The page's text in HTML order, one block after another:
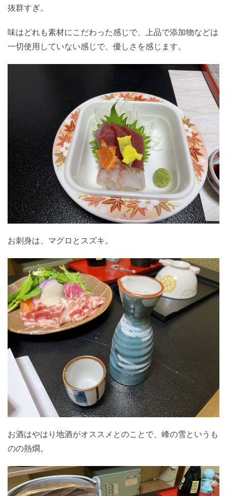
抜群すぎ。
味はどれも素材にこだわった感じで、上品で添加物などは
一切使用していない感じで、優しさを感じます。
お刺身は、マグロとスズキ。
お酒はやはり地酒がオススメとのことで、峰の雪というも
のの熱燗。